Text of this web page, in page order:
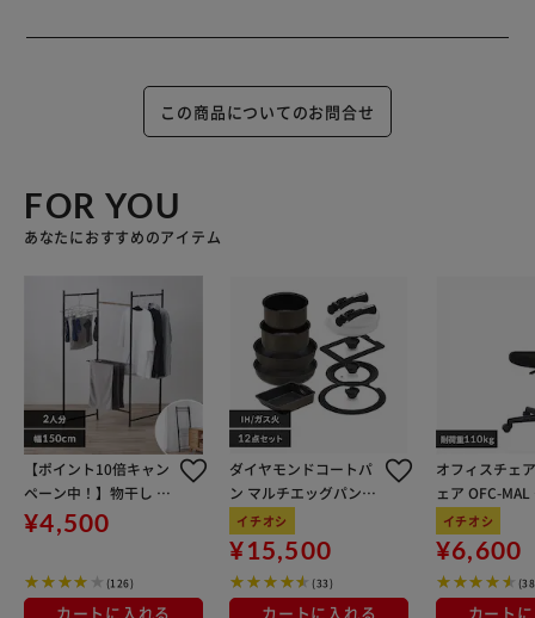
この商品についてのお問合せ
FOR YOU
あなたにおすすめのアイテム
【ポイント10倍キャン
ペーン中！】物干し 室
内用 折りたたみ式 3連
OTM-150R ブラック 一
¥4,500
(126)
カートに入れる
ダイヤモンドコートパ
ン マルチエッグパン入
り 12点セット IHガス
火対応 MEGI-12S ブラ
ウンメタリック
イチオシ
¥15,500
(33)
カートに入れる
オフィスチェ
ェア OFC-
ン
イチオシ
¥6,600
カート